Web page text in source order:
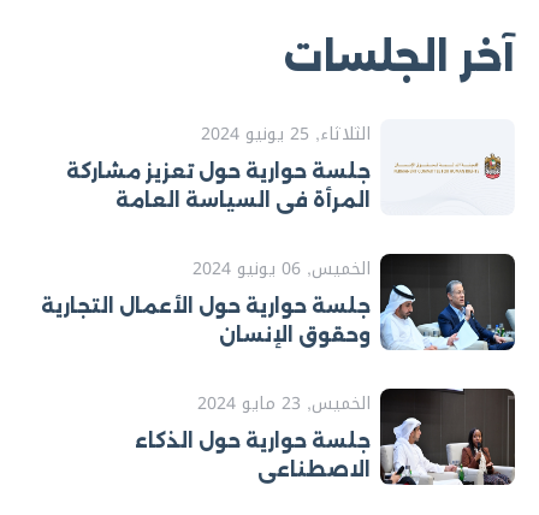
آخر الجلسات
الثلاثاء, 25 يونيو 2024
جلسة حوارية حول تعزيز مشاركة
المرأة في السياسة العامة
الخميس, 06 يونيو 2024
جلسة حوارية حول الأعمال التجارية
وحقوق الإنسان
الخميس, 23 مايو 2024
جلسة حوارية حول الذكاء
الاصطناعي